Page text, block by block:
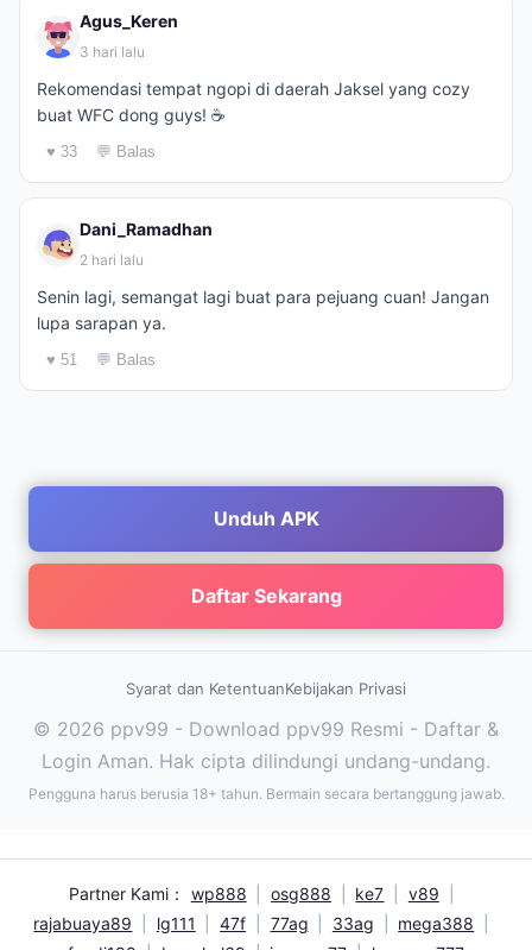
Agus_Keren
3 hari lalu
Rekomendasi tempat ngopi di daerah Jaksel yang cozy
buat WFC dong guys! ☕️
♥ 33 💬 Balas
Dani_Ramadhan
2 hari lalu
Senin lagi, semangat lagi buat para pejuang cuan! Jangan
lupa sarapan ya.
♥ 51 💬 Balas
Unduh APK
Daftar Sekarang
Syarat dan KetentuanKebijakan Privasi
© 2026 ppv99 - Download ppv99 Resmi - Daftar &
Login Aman. Hak cipta dilindungi undang-undang.
Pengguna harus berusia 18+ tahun. Bermain secara bertanggung jawab.
Partner Kami： wp888 osg888 ke7 v89
rajabuaya89
lg111 47f 77ag 33ag mega388